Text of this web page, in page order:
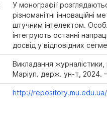
У монографії
різноманітні
штучним інтелектом.
інтегрують останні
досвід у відповідних
Викладання журналістики,
Маріуп. держ. ун-т, 2024.
http://